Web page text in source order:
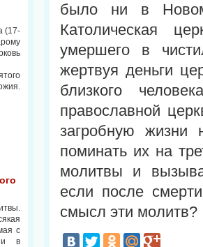
(17-
с
и в
было ни в Новом
Католическая
умершего в
жертвуя деньги
близкого
православной
загробную жизни
поминать их на
молитвы и
если после
смысл эти молитв?